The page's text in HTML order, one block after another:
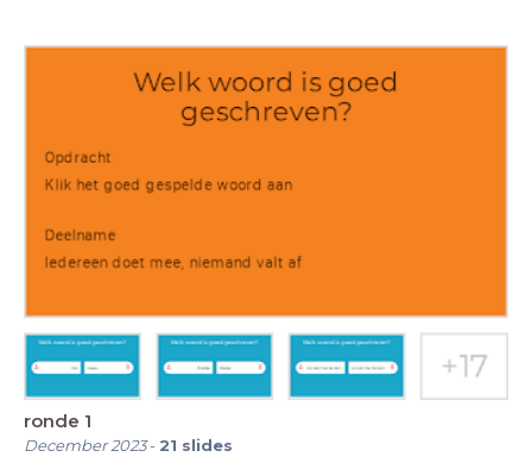
ronde 1
December 2023- 21 slides